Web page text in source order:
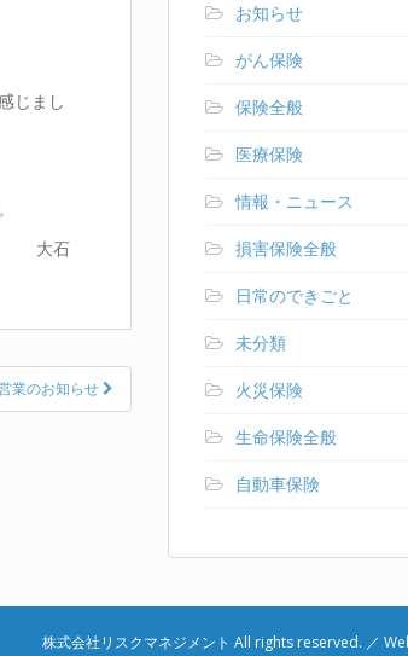
じまし
大石
業のお知らせ
お知らせ
がん保険
保険全般
医療保険
情報・ニュース
損害保険全般
日常のできごと
未分類
火災保険
生命保険全般
自動車保険
株式会社リスクマネジメント All rights reserved. ／